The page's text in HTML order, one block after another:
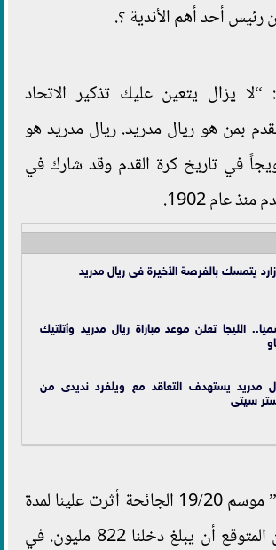
رئيس أحد أهم الأندية ؟.
يزال يتعين عليك تذكير الاتحاد
بمن هو ريال مدريد. ريال مدريد هو
في تاريخ كرة القدم وقد شارك في
عام 1902.
يتمسك بالفرصة الأخيرة فى ريال مدريد
الليجا تعلن موعد مباراة ريال مدريد وأتلتيك
مدريد يستهدف التعاقد مع ويلفرد نديدى من
سيتى
وأختتم بيريز : ” موسم 19/20 الجائحة أثرت علينا لمدة
4 أشهر. كان من المتوقع أن يبلغ دخلنا 822 مليون. في